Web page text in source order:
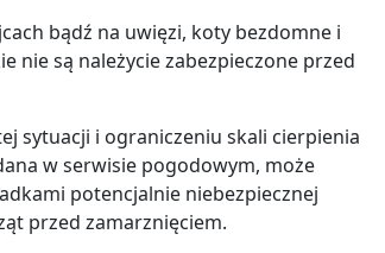
bądź na uwięzi, koty bezdomne i
nie są należycie zabezpieczone przed
sytuacji i ograniczeniu skali cierpienia
w serwisie pogodowym, może
potencjalnie niebezpiecznej
przed zamarznięciem.